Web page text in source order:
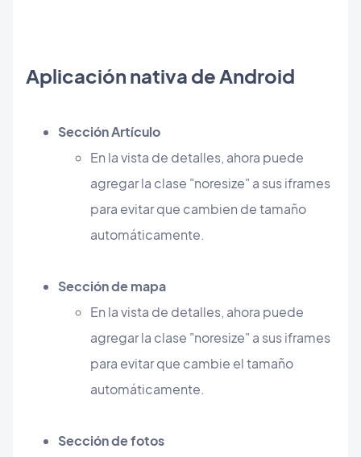
Aplicación nativa de Android
Sección Artículo
En la vista de detalles, ahora puede
agregar la clase "noresize" a sus iframes
para evitar que cambien de tamaño
automáticamente.
Sección de mapa
En la vista de detalles, ahora puede
agregar la clase "noresize" a sus iframes
para evitar que cambie el tamaño
automáticamente.
Sección de fotos